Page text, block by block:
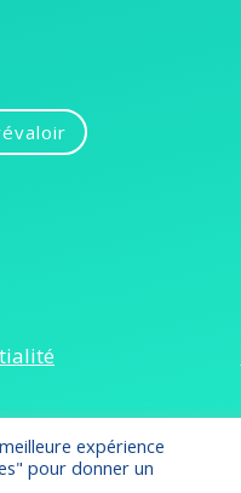
expérience
pour donner un